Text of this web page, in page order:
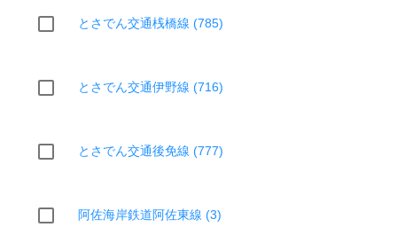
とさでん交通桟橋線 (785)
とさでん交通伊野線 (716)
とさでん交通後免線 (777)
阿佐海岸鉄道阿佐東線 (3)